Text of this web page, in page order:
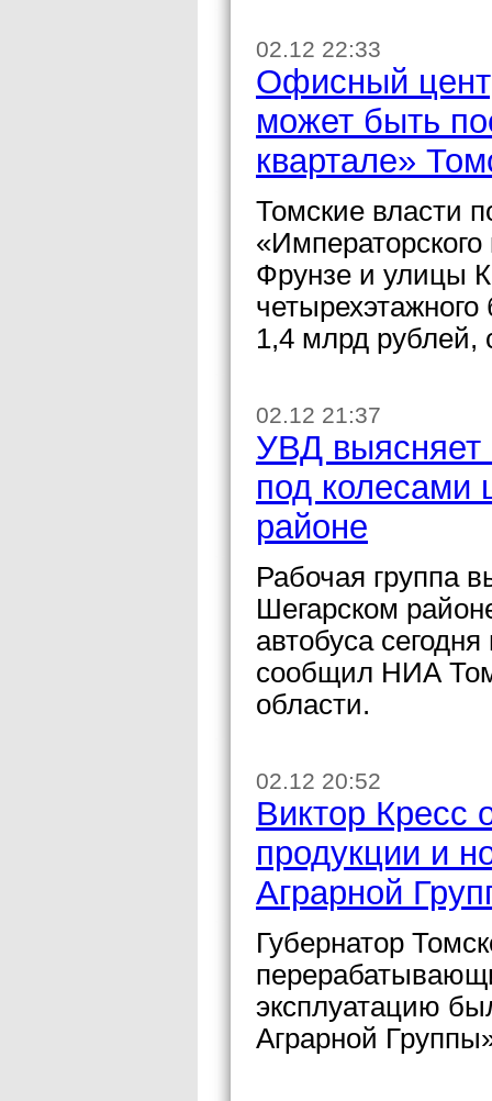
02.12 22:33
Офисный
может быть
квартале»
Томские власти
Фрунзе и улицы
1,4 млрд
02.12 21:37
УВД выясняет
под колесами
районе
Рабочая группа
Шегарском
автобуса
сообщил НИА
области.
02.12 20:52
Виктор Кресс
продукции и
Аграрной
Губернатор
эксплуатацию
Аграрной